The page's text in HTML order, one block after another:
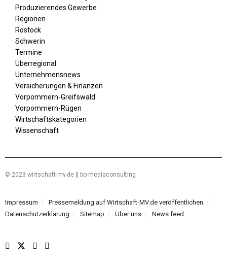
Produzierendes Gewerbe
Regionen
Rostock
Schwerin
Termine
Überregional
Unternehmensnews
Versicherungen & Finanzen
Vorpommern-Greifswald
Vorpommern-Rügen
Wirtschaftskategorien
Wissenschaft
© 2023 wirtschaft-mv.de || bo-mediaconsulting
Impressum
Pressemeldung auf Wirtschaft-MV.de veröffentlichen
Datenschutzerklärung
Sitemap Über uns News feed